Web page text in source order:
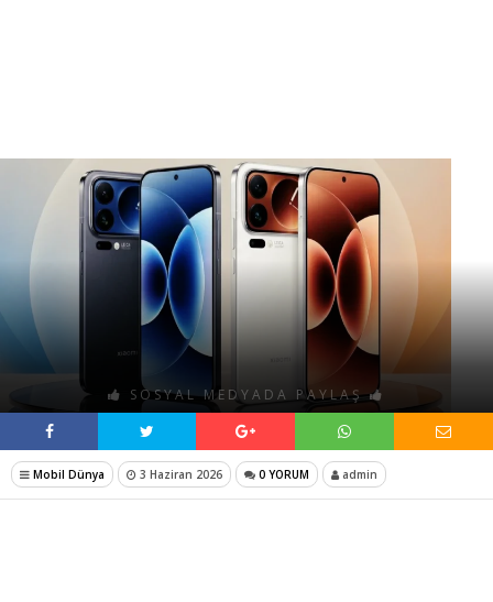
SOSYAL MEDYADA PAYLAŞ
Mobil Dünya 3 Haziran 2026 0 YORUM admin